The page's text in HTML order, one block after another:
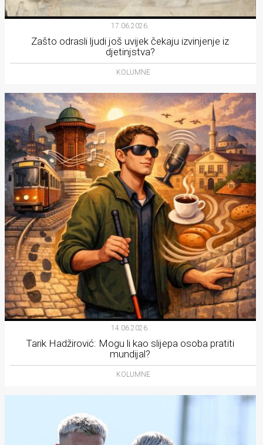
17.06.2026.
Zašto odrasli ljudi još uvijek čekaju izvinjenje iz
djetinjstva?
KOLUMNE
14.06.2026.
Tarik Hadžirović: Mogu li kao slijepa osoba pratiti
mundijal?
KOLUMNE